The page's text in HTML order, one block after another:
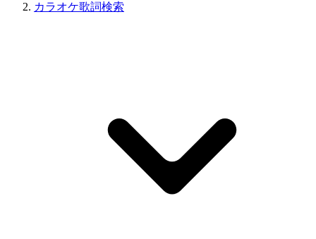
カラオケ歌詞検索